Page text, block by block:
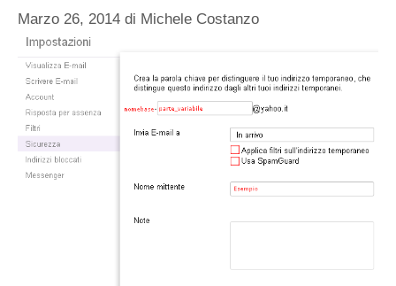
Marzo 26, 2014 di Michele Costanzo